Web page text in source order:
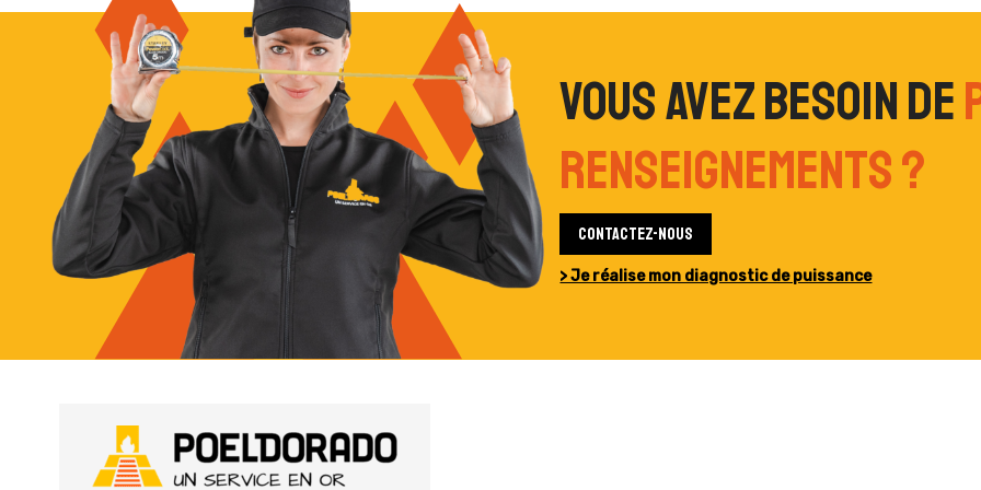
Vous avez besoin de
renseignements ?
Contactez-nous
> Je réalise mon diagnostic de puissance